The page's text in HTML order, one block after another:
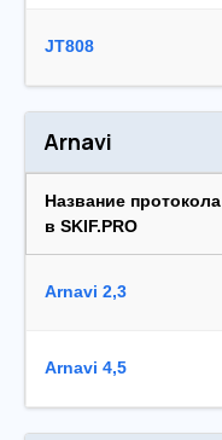
JT808
Arnavi
Название протокола
в SKIF.PRO
Arnavi 2,3
Arnavi 4,5